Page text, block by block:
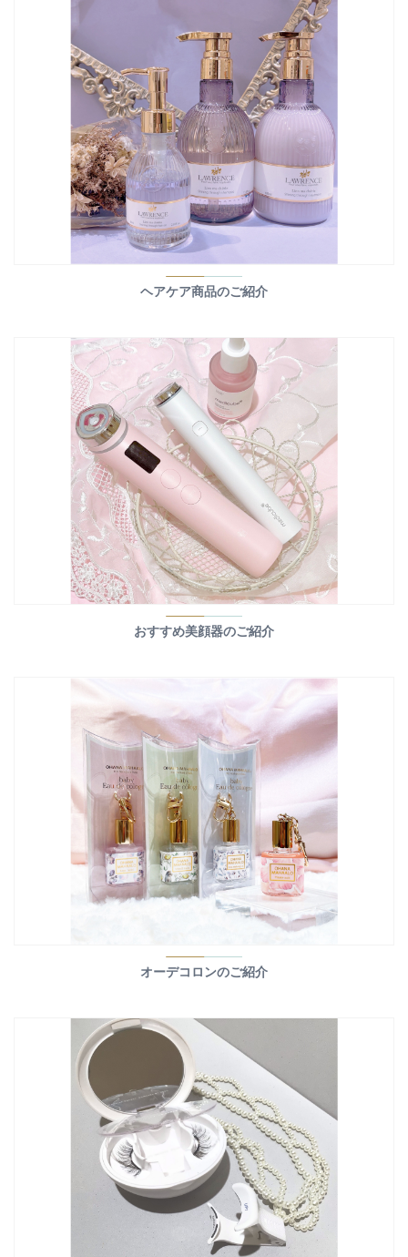
ヘアケア商品のご紹介
おすすめ美顔器のご紹介
オーデコロンのご紹介